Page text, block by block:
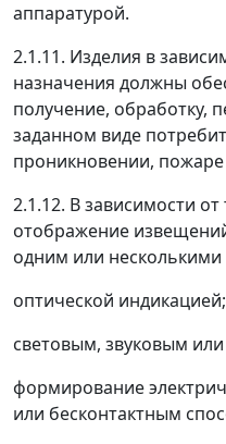
аппаратурой.
2.1.11. Изделия в
назначения должны
получение, обработку,
заданном виде
проникновении,
2.1.12. В зависимости
отображение
одним или
оптической индикацией;
световым, звуковым
формирование
или бесконтактным